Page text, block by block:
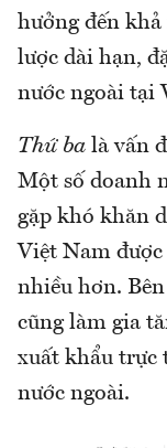
hưởng đến
lược dài hạn,
nước ngoài tại
Thứ ba là vấn
Một số doanh
gặp khó khăn
Việt Nam
nhiều hơn.
cũng làm gia
xuất khẩu trực
nước ngoài.